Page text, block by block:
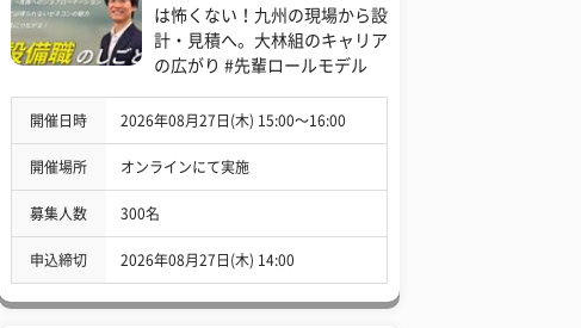
は怖くない！九州の現場から設
計・見積へ。大林組のキャリア
の広がり #先輩ロールモデル
開催日時 2026年08月27日(木) 15:00〜16:00
開催場所 オンラインにて実施
募集人数 300名
申込締切 2026年08月27日(木) 14:00